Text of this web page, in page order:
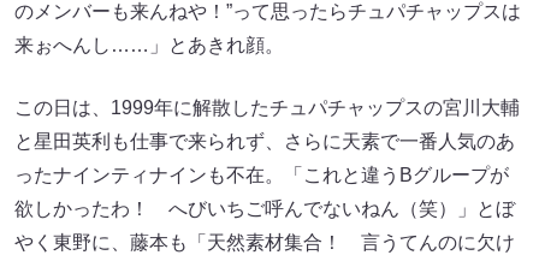
のメンバーも来んねや！”って思ったらチュパチャップスは
来ぉへんし……」とあきれ顔。
この日は、1999年に解散したチュパチャップスの宮川大輔
と星田英利も仕事で来られず、さらに天素で一番人気のあ
ったナインティナインも不在。「これと違うBグループが
欲しかったわ！ へびいちご呼んでないねん（笑）」とぼ
やく東野に、藤本も「天然素材集合！ 言うてんのに欠け